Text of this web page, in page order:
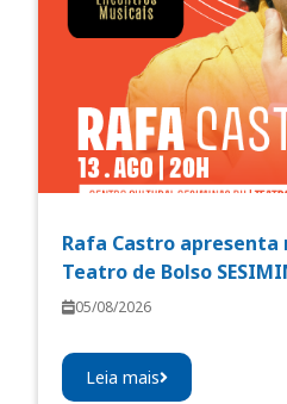
Rafa Castro apresenta
Teatro de Bolso
05/08/2026
Leia mais